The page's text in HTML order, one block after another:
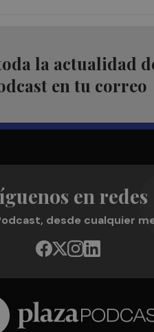
la actualidad
en tu correo
en redes
desde cualquier